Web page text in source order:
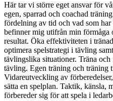
Här tar vi större eget ansvar för
egen, sparrad och coachad
fördelning av tid och vad som
befinner mig utifrån min förmåga
resultat. Öka effektiviteten i
optimera spelstrategi i tävling
tävlingslika situationer. Träna och
tävling. Egen träning och träning
Vidareutveckling av
sätta en spelplan. Taktik, känsla,
förbereder sig för att spela i